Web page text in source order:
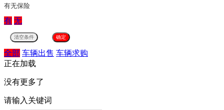
有无保险
有 无
全部 车辆出售 车辆求购
正在加载
没有更多了
请输入关键词